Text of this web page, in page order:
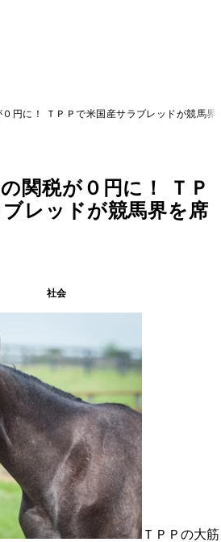
０円に！ ＴＰＰで米国産サラブレッドが競馬界
関税が０円に！ ＴＰ
レッドが競馬界を席
社会
ＴＰＰの大筋